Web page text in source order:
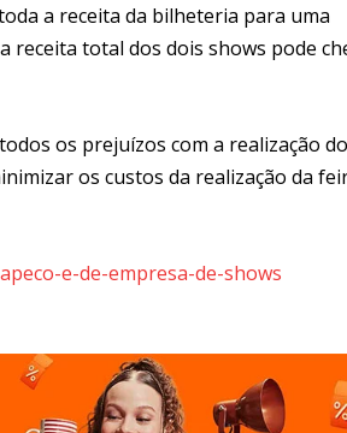
a receita da bilheteria para uma
receita total dos dois shows pode
os prejuízos com a realização
os custos da realização da
e-de-empresa-de-shows